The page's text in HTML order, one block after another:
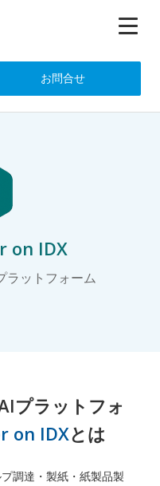
お問合せ
on IDX
ラットフォーム
プラットフォ
on IDXとは
調達・製紙・紙製品製